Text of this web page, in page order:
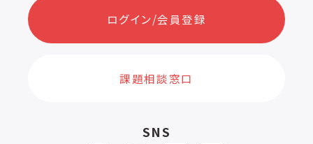
ログイン/会員登録
課題相談窓口
SNS